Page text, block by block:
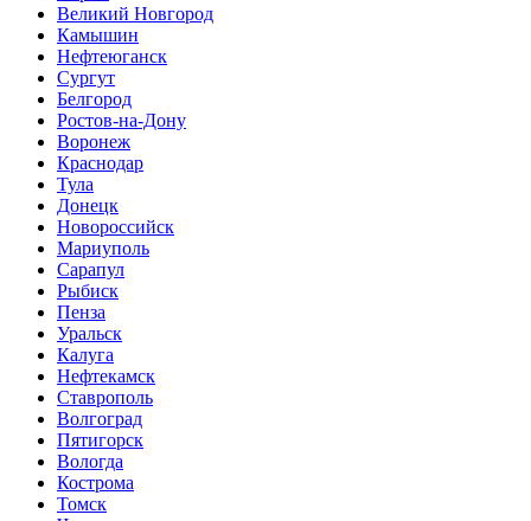
Великий Новгород
Камышин
Нефтеюганск
Сургут
Белгород
Ростов-на-Дону
Воронеж
Краснодар
Тула
Донецк
Новороссийск
Мариуполь
Сарапул
Рыбиск
Пенза
Уральск
Калуга
Нефтекамск
Ставрополь
Волгоград
Пятигорск
Вологда
Кострома
Томск